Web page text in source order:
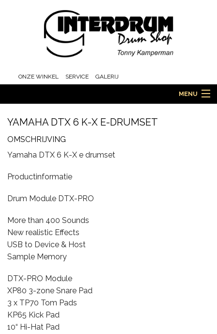
ONZE WINKEL SERVICE GALERIJ
MENU
HOME
DRUMS
CYMBALS
PERCUSSIE
ACCESSOIRES
YAMAHA DTX 6 K-X E-DRUMSET
OMSCHRIJVING
Yamaha DTX 6 K-X e drumset
Productinformatie
Drum Module DTX-PRO
More than 400 Sounds
New realistic Effects
USB to Device & Host
Sample Memory
DTX-PRO Module
XP80 3-zone Snare Pad
3 x TP70 Tom Pads
KP65 Kick Pad
10“ Hi-Hat Pad